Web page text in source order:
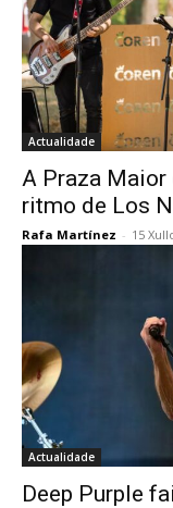
Actualidade
A Praza Maior
ritmo de Los
Rafa Martínez - 15
Actualidade
Deep Purple